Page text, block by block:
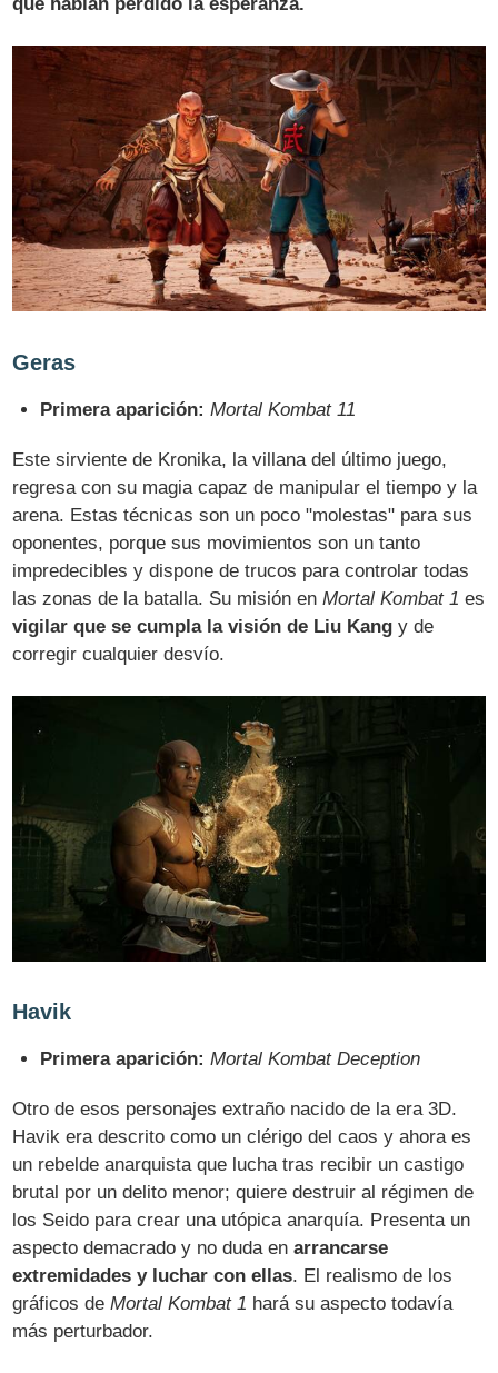
Geras
Primera aparición: Mortal Kombat 11
Este sirviente de Kronika, la villana del último juego,
regresa con su magia capaz de manipular el tiempo y la
arena. Estas técnicas son un poco "molestas" para sus
oponentes, porque sus movimientos son un tanto
impredecibles y dispone de trucos para controlar todas
las zonas de la batalla. Su misión enMortal Kombat 1 es
vigilar que se cumpla la visión de Liu Kang y de
corregir cualquier desvío.
Havik
Primera aparición: Mortal Kombat Deception
Otro de esos personajes extraño nacido de la era 3D.
Havik era descrito como un clérigo del caos y ahora es
un rebelde anarquista que lucha tras recibir un castigo
brutal por un delito menor; quiere destruir al régimen de
los Seido para crear una utópica anarquía. Presenta un
aspecto demacrado y no duda enarrancarse
extremidades y luchar con ellas. El realismo de los
gráficos deMortal Kombat 1 hará su aspecto todavía
más perturbador.